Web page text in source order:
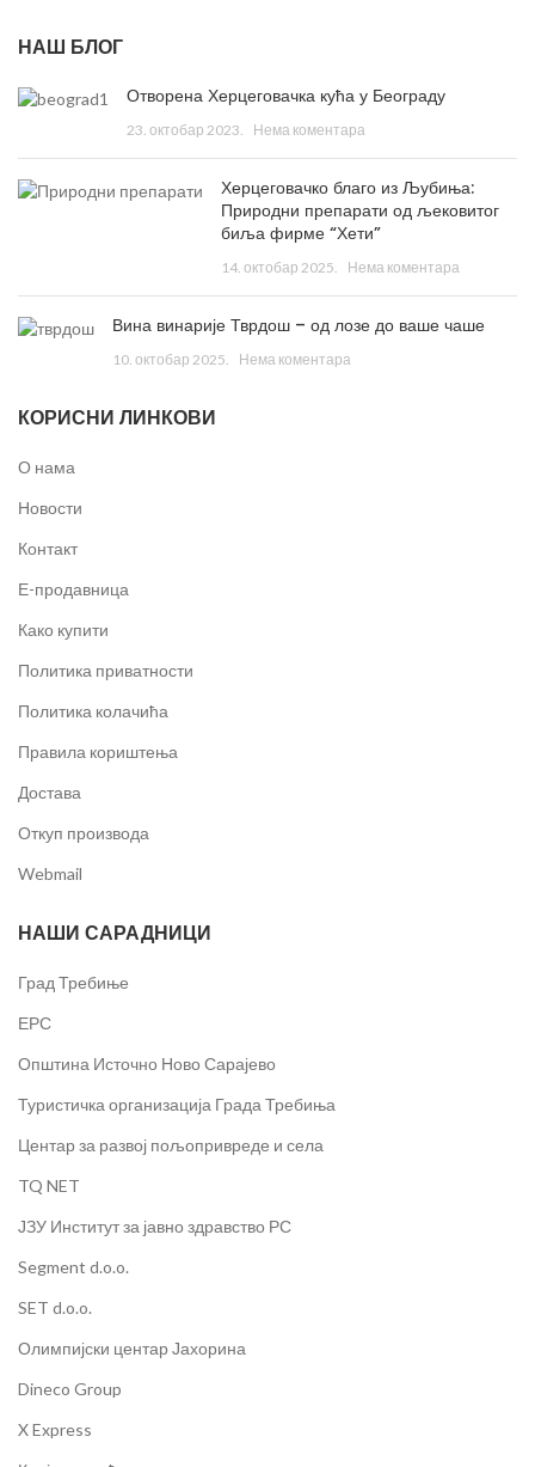
НАШ БЛОГ
Отворена Херцеговачка кућа у Београду
23. октобар 2023. Нема коментара
Херцеговачко благо из Љубиња:
Природни препарати од љековитог
биља фирме “Хети”
14. октобар 2025. Нема коментара
Вина винарије Тврдош – од лозе до ваше чаше
10. октобар 2025. Нема коментара
КОРИСНИ ЛИНКОВИ
О нама
Новости
Контакт
Е-продавница
Како купити
Политика приватности
Политика колачића
Правила кориштења
Достава
Откуп производа
Webmail
НАШИ САРАДНИЦИ
Град Требиње
ЕРС
Општина Источно Ново Сарајево
Туристичка организација Града Требиња
Центар за развој пољопривреде и села
TQ NET
ЈЗУ Институт за јавно здравство РС
Segment d.o.o.
SET d.o.o.
Олимпијски центар Јахорина
Dineco Group
X Express